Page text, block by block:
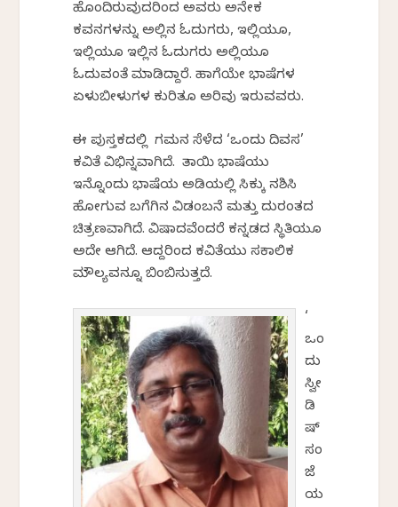
ಹೊಂದಿರುವುದರಿಂದ ಅವರು ಅನೇಕ
ಕವನಗಳನ್ನು ಅಲ್ಲಿನ ಓದುಗರು, ಇಲ್ಲಿಯೂ,
ಇಲ್ಲಿಯೂ ಇಲ್ಲಿನ ಓದುಗರು ಅಲ್ಲಿಯೂ
ಓದುವಂತೆ ಮಾಡಿದ್ದಾರೆ. ಹಾಗೆಯೇ ಭಾಷೆಗಳ
ಏಳುಬೀಳುಗಳ ಕುರಿತೂ ಅರಿವು ಇರುವವರು.
ಈ ಪುಸ್ತಕದಲ್ಲಿ ಗಮನ ಸೆಳೆದ ‘ಒಂದು ದಿವಸ’
ಕವಿತೆ ವಿಭಿನ್ನವಾಗಿದೆ. ತಾಯಿ ಭಾಷೆಯು
ಇನ್ನೊಂದು ಭಾಷೆಯ ಅಡಿಯಲ್ಲಿ ಸಿಕ್ಕು ನಶಿಸಿ
ಹೋಗುವ ಬಗೆಗಿನ ವಿಡಂಬನೆ ಮತ್ತು ದುರಂತದ
ಚಿತ್ರಣವಾಗಿದೆ. ವಿಷಾದವೆಂದರೆ ಕನ್ನಡದ ಸ್ಥಿತಿಯೂ
ಅದೇ ಆಗಿದೆ. ಆದ್ದರಿಂದ ಕವಿತೆಯು ಸಕಾಲಿಕ
ಮೌಲ್ಯವನ್ನೂ ಬಿಂಬಿಸುತ್ತದೆ.
‘
ಒಂ
ದು
ಸ್ವೀ
ಡಿ
ಷ್
ಸಂ
ಜೆ
ಯ